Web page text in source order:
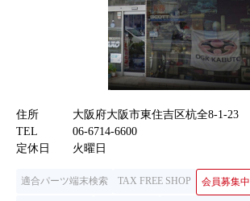
住所
大阪府大阪市東住吉区杭全8-1-23
TEL
06-6714-6600
定休日
火曜日
適合パーツ端末検索 TAX FREE SHOP 会員募集中